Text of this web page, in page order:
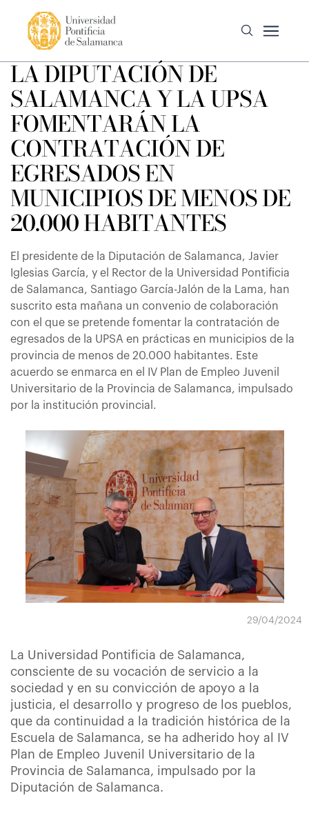
LA DIPUTACIÓN DE
SALAMANCA Y LA UPSA
FOMENTARÁN LA
CONTRATACIÓN DE
EGRESADOS EN
MUNICIPIOS DE MENOS DE
20.000 HABITANTES
El presidente de la Diputación de Salamanca, Javier
Iglesias García, y el Rector de la Universidad Pontificia
de Salamanca, Santiago García-Jalón de la Lama, han
suscrito esta mañana un convenio de colaboración
con el que se pretende fomentar la contratación de
egresados de la UPSA en prácticas en municipios de la
provincia de menos de 20.000 habitantes. Este
acuerdo se enmarca en el IV Plan de Empleo Juvenil
Universitario de la Provincia de Salamanca, impulsado
por la institución provincial.
29/04/2024
La Universidad Pontificia de Salamanca,
consciente de su vocación de servicio a la
sociedad y en su convicción de apoyo a la
justicia, el desarrollo y progreso de los pueblos,
que da continuidad a la tradición histórica de la
Escuela de Salamanca, se ha adherido hoy al IV
Plan de Empleo Juvenil Universitario de la
Provincia de Salamanca, impulsado por la
Diputación de Salamanca.